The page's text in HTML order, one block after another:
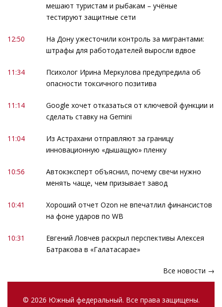
мешают туристам и рыбакам – учёные
тестируют защитные сети
12:50
На Дону ужесточили контроль за мигрантами:
штрафы для работодателей выросли вдвое
11:34
Психолог Ирина Меркулова предупредила об
опасности токсичного позитива
11:14
Google хочет отказаться от ключевой функции и
сделать ставку на Gemini
11:04
Из Астрахани отправляют за границу
инновационную «дышащую» пленку
10:56
Автокэксперт объяснил, почему свечи нужно
менять чаще, чем призывает завод
10:41
Хороший отчет Ozon не впечатлил финансистов
на фоне ударов по WB
10:31
Евгений Ловчев раскрыл перспективы Алексея
Батракова в «Галатасарае»
Все новости →
© 2026 Южный федеральный. Все права защищены.